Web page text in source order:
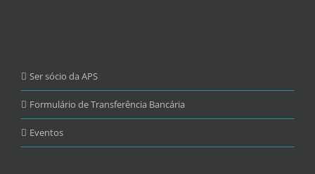
Ser sócio da APS
Formulário de Transferência Bancária
Eventos